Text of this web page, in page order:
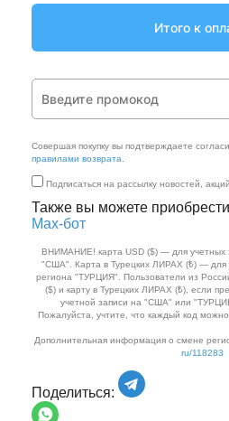
Совершая покупку вы подтверждаете
правилами возврата
Подписаться на рассылку новостей,
Также вы можете
Max‑бот
ВНИМАНИЕ! карта USD ($) — для учетных
"США". Карта в Турецких ЛИРАХ (₺) — для
региона "ТУРЦИЯ". Пользователи из
($) и карту в Турецких ЛИРАХ (₺), если
учетной записи на "США" или
Пожалуйста, учтите, что каждый код можно
Дополнительная информация о смене
ru/118283
Поделиться: